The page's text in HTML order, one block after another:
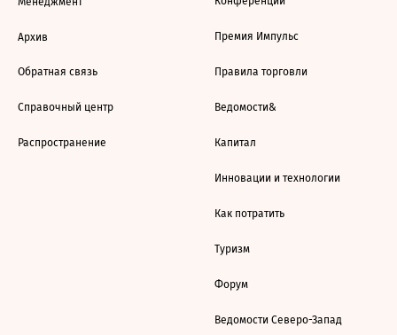
Архив
Обратная связь
Справочный центр
Распространение
Премия Импульс
Правила торговли
Ведомости&
Капитал
Инновации и технологии
Как потратить
Туризм
Форум
Ведомости Северо-Запад